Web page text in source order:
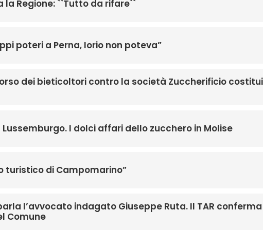
la Regione: ``Tutto da rifare``
poteri a Perna, Iorio non poteva”
dei bieticoltori contro la società Zuccherificio
I dolci affari dello zucchero in Molise
turistico di Campomarino”
l’avvocato indagato Giuseppe Ruta. Il TAR
Comune